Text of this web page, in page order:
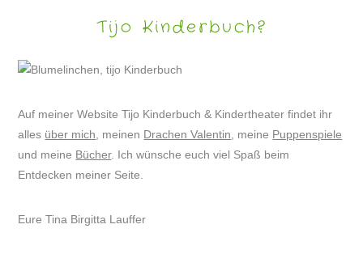
Tijo Kinderbuch?
Auf meiner Website Tijo Kinderbuch & Kindertheater findet ihr
alles über mich , meinen Drachen Valentin , meine Puppenspiele
und meine Bücher. Ich wünsche euch viel Spaß beim
Entdecken meiner Seite.
Eure Tina Birgitta Lauffer